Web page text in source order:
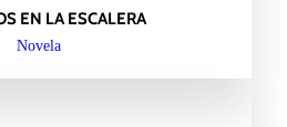
EN LA ESCALERA
Novela